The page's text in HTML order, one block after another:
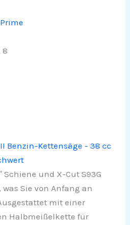
8
Benzin-Kettensäge - 38 cc
Schiene und X-Cut S93G
was Sie von Anfang an
mit einer
Halbmeißelkette für